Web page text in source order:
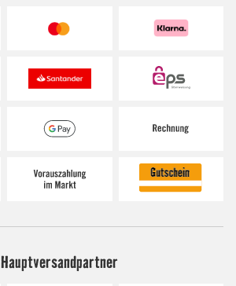
Hauptversandpartner